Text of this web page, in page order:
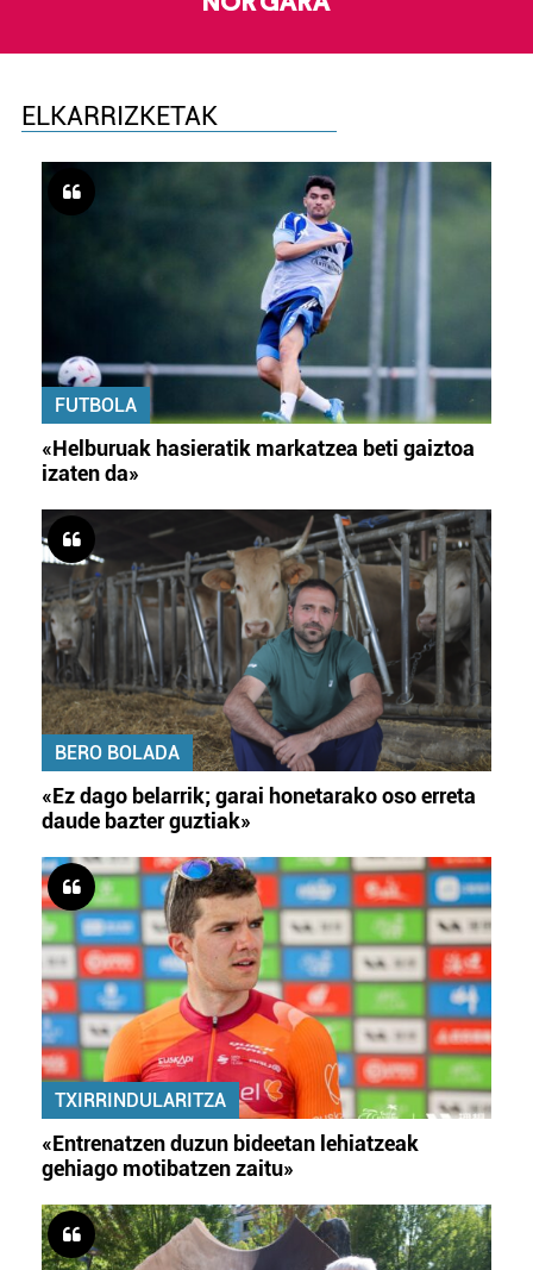
ELKARRIZKETAK
FUTBOLA
«Helburuak hasieratik markatzea beti gaiztoa
izaten da»
BERO BOLADA
«Ez dago belarrik; garai honetarako oso erreta
daude bazter guztiak»
TXIRRINDULARITZA
«Entrenatzen duzun bideetan lehiatzeak
gehiago motibatzen zaitu»